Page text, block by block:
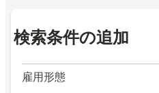
検索条件の追加
雇用形態